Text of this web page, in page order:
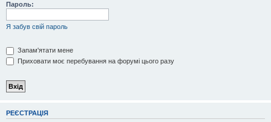
Пароль:
Я забув свій пароль
Запам'ятати мене
Приховати моє перебування на форумі цього разу
РЕЄСТРАЦІЯ